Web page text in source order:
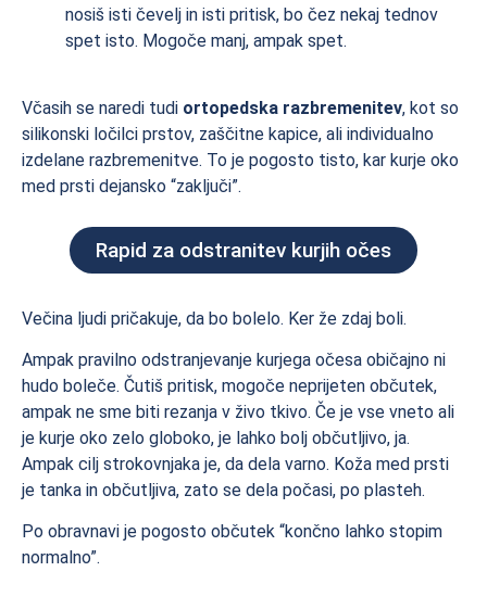
nosiš isti čevelj in isti pritisk, bo čez nekaj tednov
spet isto. Mogoče manj, ampak spet.
Včasih se naredi tudi ortopedska razbremenitev, kot so
silikonski ločilci prstov, zaščitne kapice, ali individualno
izdelane razbremenitve. To je pogosto tisto, kar kurje oko
med prsti dejansko “zaključi”.
Rapid za odstranitev kurjih očes
Večina ljudi pričakuje, da bo bolelo. Ker že zdaj boli.
Ampak pravilno odstranjevanje kurjega očesa običajno ni
hudo boleče. Čutiš pritisk, mogoče neprijeten občutek,
ampak ne sme biti rezanja v živo tkivo. Če je vse vneto ali
je kurje oko zelo globoko, je lahko bolj občutljivo, ja.
Ampak cilj strokovnjaka je, da dela varno. Koža med prsti
je tanka in občutljiva, zato se dela počasi, po plasteh.
Po obravnavi je pogosto občutek “končno lahko stopim
normalno”.